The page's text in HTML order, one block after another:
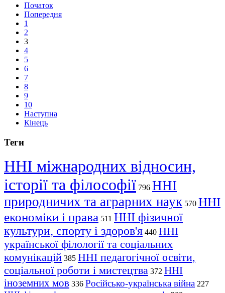
Початок
Попередня
1
2
3
4
5
6
7
8
9
10
Наступна
Кінець
Теги
ННІ міжнародних відносин,
історії та філософії 796 ННІ
природничих та аграрних наук 570 ННІ
економіки і права 511 ННІ фізичної
культури, спорту і здоров'я 440 ННІ
української філології та соціальних
комунікацій 385 ННІ педагогічної освіти,
соціальної роботи і мистецтва 372 ННІ
іноземних мов 336 Російсько-українська війна 227